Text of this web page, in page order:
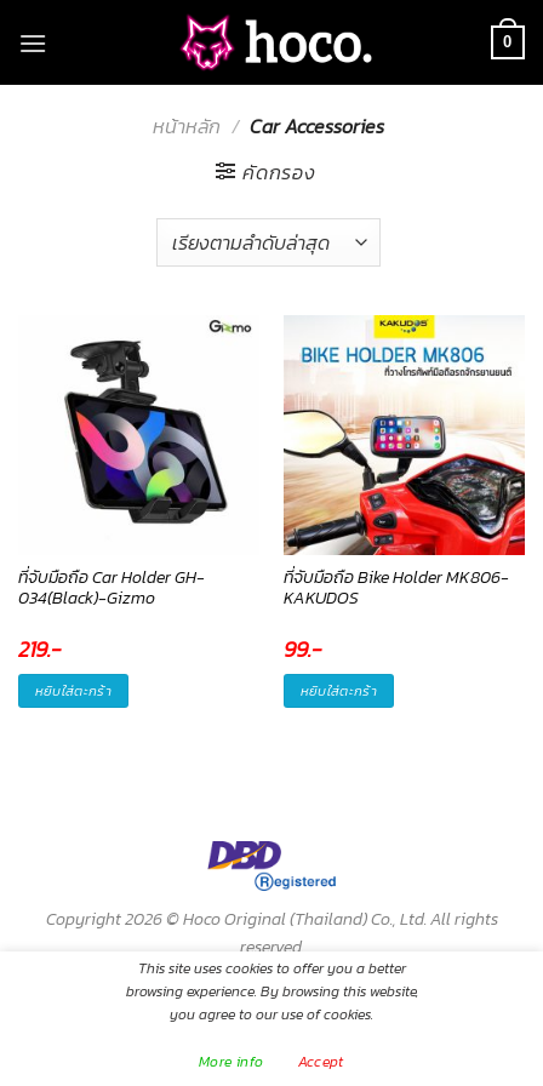
0
หน้าหลัก / Car Accessories
คัดกรอง
ที่จับมือถือ Car Holder GH-
034(Black)-Gizmo
219.-
หยิบใส่ตะกร้า
ที่จับมือถือ Bike Holder MK806-
KAKUDOS
99.-
หยิบใส่ตะกร้า
Copyright 2026 ©Hoco Original (Thailand) Co., Ltd. All rights
reserved.
This site uses cookies to offer you a better
browsing experience. By browsing this website,
you agree to our use of cookies.
More info Accept